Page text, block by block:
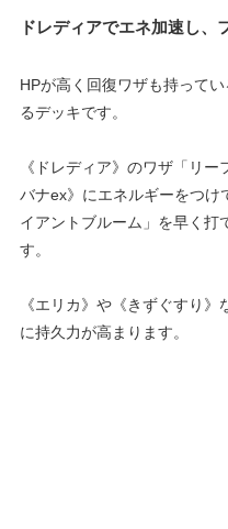
ドレディアでエネ加速し、
HPが高く回復ワザも持って
るデッキです。
《ドレディア》のワザ「リ
バナex》にエネルギーをつけ
イアントブルーム」を早く打
す。
《エリカ》や《きずぐすり
に持久力が高まります。